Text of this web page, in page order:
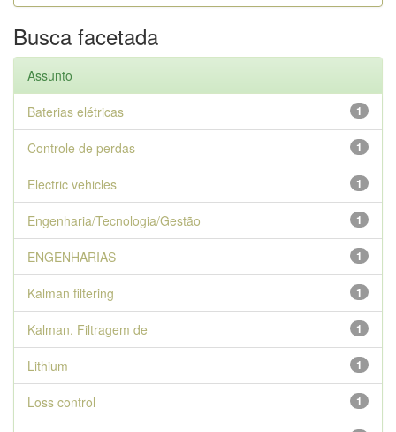
Busca facetada
Assunto
1
Baterias elétricas
1
Controle de perdas
1
Electric vehicles
1
Engenharia/Tecnologia/Gestão
1
ENGENHARIAS
1
Kalman filtering
1
Kalman, Filtragem de
1
Lithium
1
Loss control